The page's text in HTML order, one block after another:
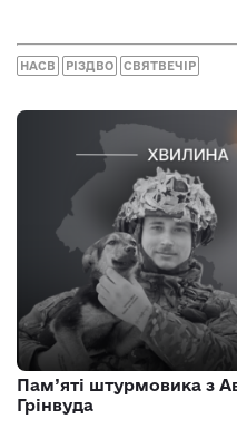
НАСВ РІЗДВО СВЯТВЕЧІР
Пам’яті штурмовика з
Грінвуда